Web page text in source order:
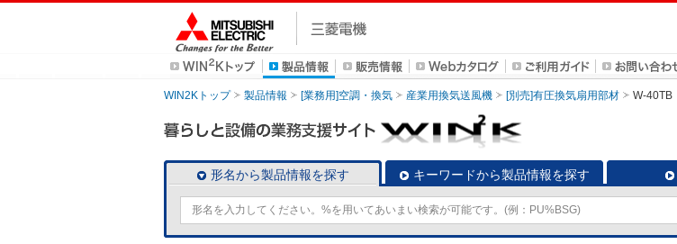
WIN2Kトップ 製品情報 [業務用]空調・換気 産業用換気送風機 [別売]有圧換気扇用部材 W-40TB
形名から製品情報を探す キーワードから製品情報を探す